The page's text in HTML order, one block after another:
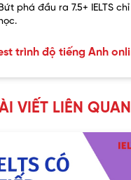
Bứt phá đầu ra 7.5+ IELTS
học.
trình độ tiếng Anh
VIẾT LIÊN QUAN